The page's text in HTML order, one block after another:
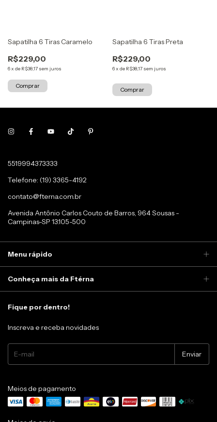
Sapatilha 6 Tiras Caramelo
R$229,00
6x de R$38,17 sem juros
Comprar
Sapatilha 6 Tiras Preta
R$229,00
6x de R$38,17 sem juros
Comprar
5519994373333
Telefone: (19) 3365-4192
contato@fterna.com.br
Avenida Antônio Carlos Couto de Barros, 964 Sousas -
Campinas-SP 13.105-500
Menu rápido
Conheça mais da Ftérna
Fique por dentro!
Inscreva e receba novidades
Meios de pagamento